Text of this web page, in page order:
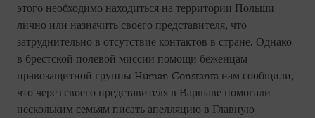
этого необходимо находиться на территории Польши
лично или назначить своего представителя, что
затруднительно в отсутствие контактов в стране. Однако
в брестской полевой миссии помощи беженцам
правозащитной группы Human Constanta нам сообщили,
что через своего представителя в Варшаве помогали
нескольким семьям писать апелляцию в Главную